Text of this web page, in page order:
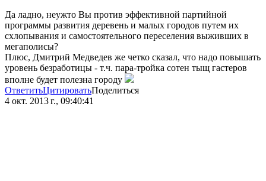
Да ладно, неужто Вы против эффективной партийной
программы развития деревень и малых городов путем их
схлопывания и самостоятельного переселения выживших в
мегаполисы?
Плюс, Дмитрий Медведев же четко сказал, что надо повышать
уровень безработицы - т.ч. пара-тройка сотен тыщ гастеров
вполне будет полезна городу
ОтветитьЦитироватьПоделиться
4 окт. 2013 г., 09:40:41